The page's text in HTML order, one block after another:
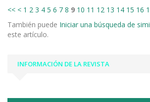
<< < 1 2 3 4 5 6 7 8 9 10 11 12 13 14 15 16
También puede Iniciar una búsqueda de
este artículo.
INFORMACIÓN DE LA REVISTA